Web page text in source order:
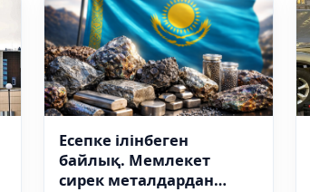
Есепке ілінбеген
байлық. Мемлекет
сирек металдардан